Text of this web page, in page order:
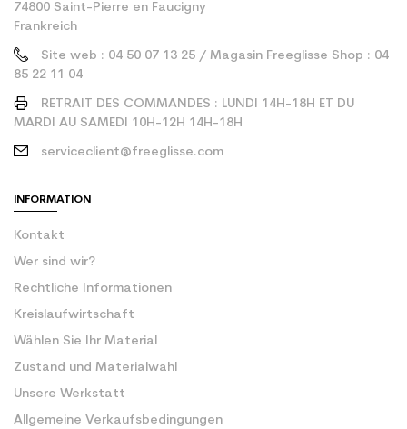
74800 Saint-Pierre en Faucigny
Frankreich
Site web : 04 50 07 13 25 / Magasin Freeglisse Shop : 04
85 22 11 04
RETRAIT DES COMMANDES : LUNDI 14H-18H ET DU
MARDI AU SAMEDI 10H-12H 14H-18H
serviceclient@freeglisse.com
INFORMATION
Kontakt
Wer sind wir?
Rechtliche Informationen
Kreislaufwirtschaft
Wählen Sie Ihr Material
Zustand und Materialwahl
Unsere Werkstatt
Allgemeine Verkaufsbedingungen